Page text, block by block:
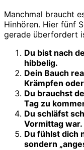
Manchmal braucht
Hinhören. Hier fünf
gerade überfordert
Du bist nach
hibbelig.
Dein Bauch
Krämpfen
Du brauchst
Tag zu
Du schläfst
Vormittag war.
Du fühlst dich
sondern